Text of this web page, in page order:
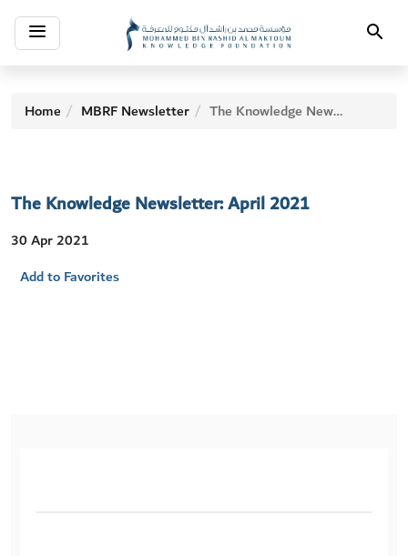
Toggle
navigation Search
Home MBRF Newsletter The Knowledge Newsletter: April 2021
The Knowledge Newsletter: April 2021
30 Apr 2021
Add to Favorites